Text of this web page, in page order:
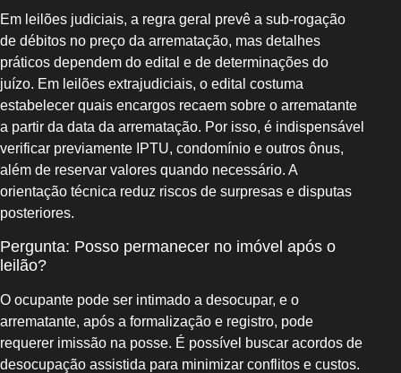
Em leilões judiciais, a regra geral prevê a sub-rogação
de débitos no preço da arrematação, mas detalhes
práticos dependem do edital e de determinações do
juízo. Em leilões extrajudiciais, o edital costuma
estabelecer quais encargos recaem sobre o arrematante
a partir da data da arrematação. Por isso, é indispensável
verificar previamente IPTU, condomínio e outros ônus,
além de reservar valores quando necessário. A
orientação técnica reduz riscos de surpresas e disputas
posteriores.
Pergunta: Posso permanecer no imóvel após o
leilão?
O ocupante pode ser intimado a desocupar, e o
arrematante, após a formalização e registro, pode
requerer imissão na posse. É possível buscar acordos de
desocupação assistida para minimizar conflitos e custos.